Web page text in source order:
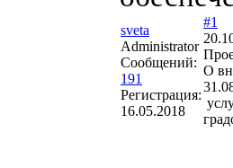
sveta
Administrator
Сообщений:
191
Регистрация:
16.05.2018
#1
О